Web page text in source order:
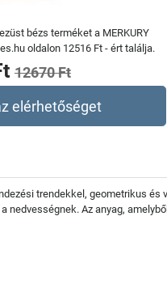
bézs terméket a MERKURY
oldalon 12516 Ft - ért találja.
12670 Ft
elérhetőséget
trendekkel, geometrikus és
Az anyag,